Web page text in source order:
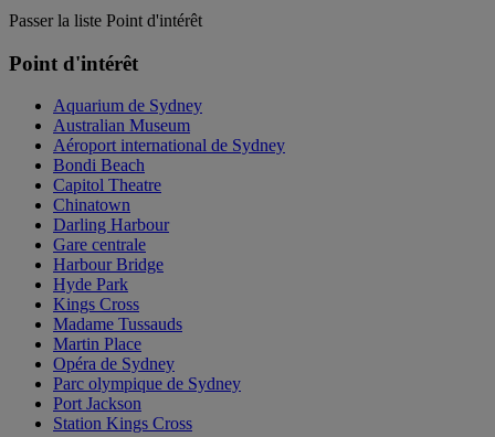
Passer la liste Point d'intérêt
Point d'intérêt
Aquarium de Sydney
Australian Museum
Aéroport international de Sydney
Bondi Beach
Capitol Theatre
Chinatown
Darling Harbour
Gare centrale
Harbour Bridge
Hyde Park
Kings Cross
Madame Tussauds
Martin Place
Opéra de Sydney
Parc olympique de Sydney
Port Jackson
Station Kings Cross